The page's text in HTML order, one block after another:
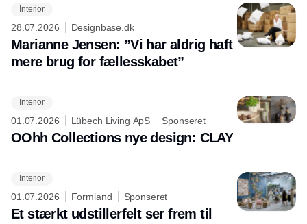
Interior
28.07.2026 Designbase.dk
Marianne Jensen: ”Vi har aldrig haft
mere brug for fællesskabet”
Interior
01.07.2026 Lübech Living ApS Sponseret
OOhh Collections nye design: CLAY
Interior
01.07.2026 Formland Sponseret
Et stærkt udstillerfelt ser frem til